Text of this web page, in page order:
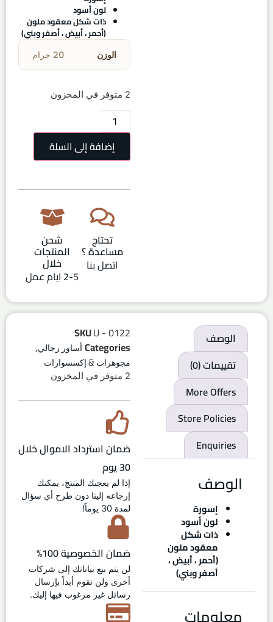
لون أسود
ذات شكل معقود ملون
(أحمر ، أبيض ، أصفر وبني)
الوزن 20 جرام
2 متوفر في المخزون
إضافة إلى السلة
تحتاج
مساعدة ؟
اتصل بنا
شحن
المنتجات
خلال
2-5 ايام عمل
الوصف
تقييمات (0)
More Offers
Store Policies
Enquiries
الوصف
إسورة
لون أسود
ذات شكل
معقود ملون
(أحمر ، أبيض ،
أصفر وبني)
SKUU - 0122
Categories أساور رجالي,
مجوهرات & إكسسوارات
2 متوفر في المخزون
ضمان استرداد الاموال خلال
30 يوم
إذا لم يعجبك المنتج، يمكنك
إرجاعه إلينا دون طرح أي سؤال
لمدة 30 يوماً!
ضمان الخصوصية 100%
لن يتم بيع بياناتك إلى شركات
أخرى ولن نقوم أبداً بإرسال
رسائل غير مرغوب فيها إليك.